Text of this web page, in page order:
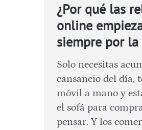
¿Por qué las
online
siempre por la
Solo necesitas
cansancio del día,
móvil a mano y
el sofá para
pensar. Y los